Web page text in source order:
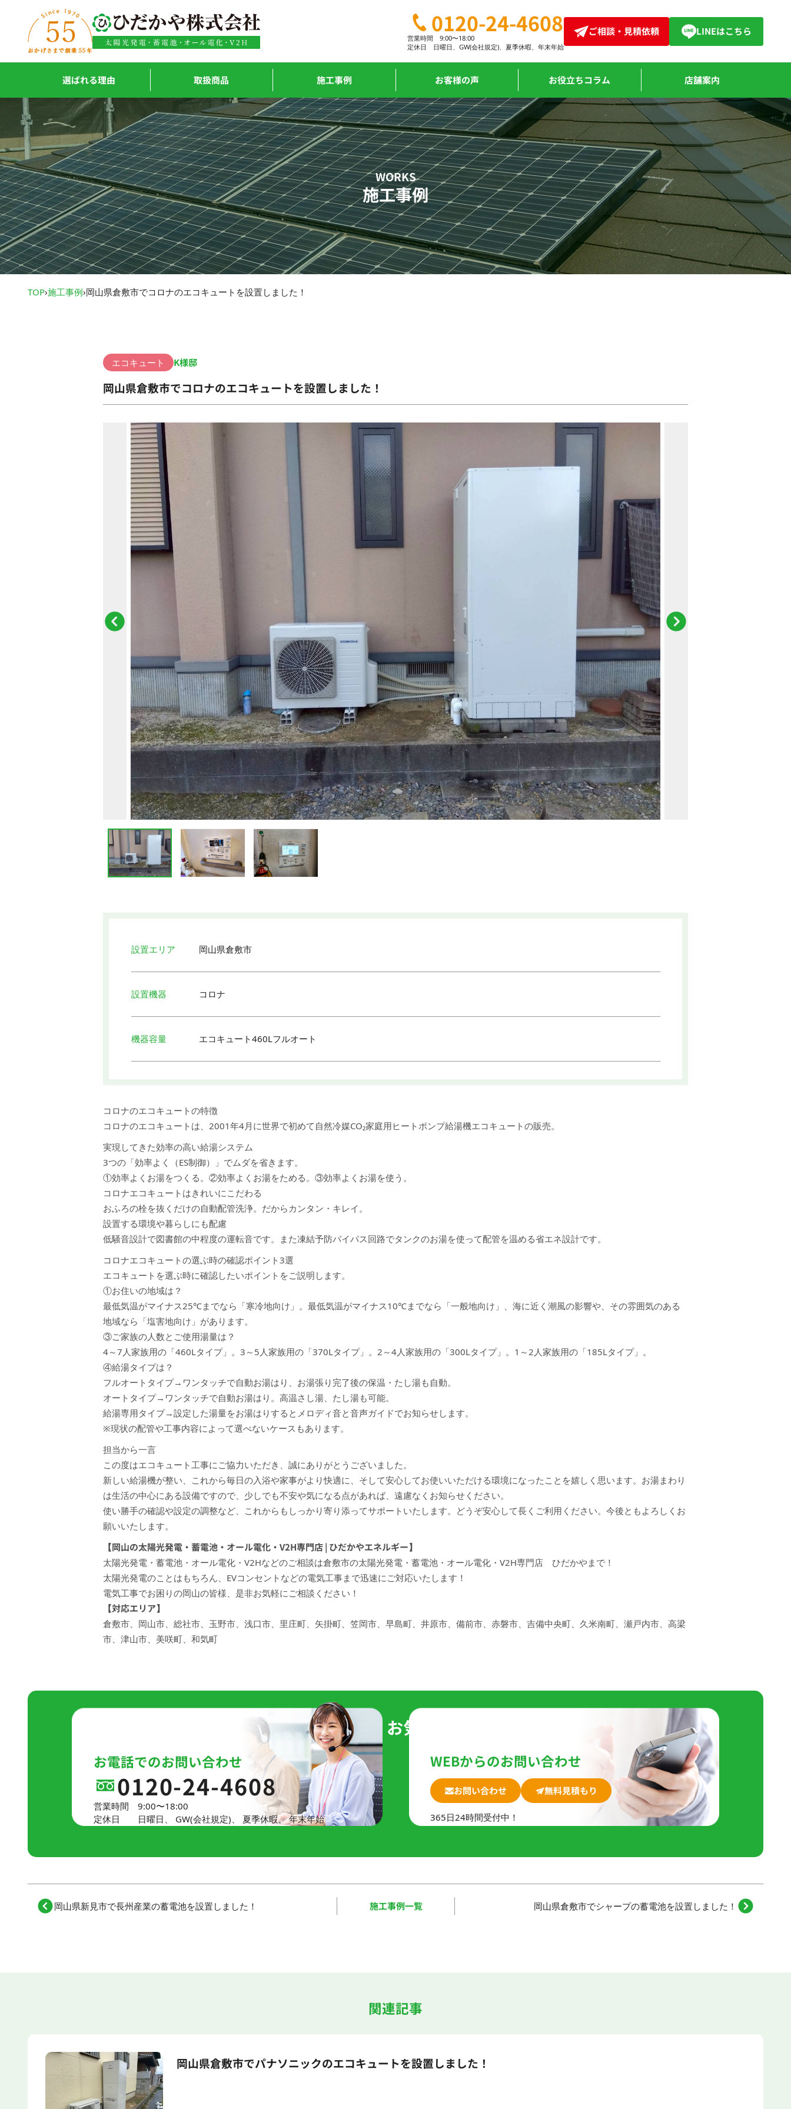
内容をスキップ 0120-24-4608
営業時間 9:00〜18:00
定休日 日曜日、 GW(会社規定)、 夏季休暇、 年末年始
ご相談・見積依頼 LINEはこちら
選ばれる理由 取扱商品 施工事例 お客様の声 お役立ちコラム 店舗案内
WORKS
施工事例
TOP›施工事例›岡山県倉敷市でコロナのエコキュートを設置しました！
エコキュート K様邸
岡山県倉敷市でコロナのエコキュートを設置しました！
設置エリア 岡山県倉敷市
設置機器 コロナ
機器容量 エコキュート460Lフルオート
コロナのエコキュートの特徴
コロナのエコキュートは、2001年4月に世界で初めて自然冷媒CO₂家庭用ヒートポンプ給湯機エコキュートの販売。
実現してきた効率の高い給湯システム
3つの「効率よく（ES制御）」でムダを省きます。
①効率よくお湯をつくる。②効率よくお湯をためる。③効率よくお湯を使う。
コロナエコキュートはきれいにこだわる
おふろの栓を抜くだけの自動配管洗浄。だからカンタン・キレイ。
設置する環境や暮らしにも配慮
低騒音設計で図書館の中程度の運転音です。また凍結予防バイパス回路でタンクのお湯を使って配管を温める省エネ設計です。
コロナエコキュートの選ぶ時の確認ポイント3選
エコキュートを選ぶ時に確認したいポイントをご説明します。
①お住いの地域は？
最低気温がマイナス25℃までなら「寒冷地向け」。最低気温がマイナス10℃までなら「一般地向け」、海に近く潮風の影響や、その雰囲気のある
地域なら「塩害地向け」があります。
③ご家族の人数とご使用湯量は？
4～7人家族用の「460Lタイプ」。3～5人家族用の「370Lタイプ」。2～4人家族用の「300Lタイプ」。1～2人家族用の「185Lタイプ」。
④給湯タイプは？
フルオートタイプ→ワンタッチで自動お湯はり、お湯張り完了後の保温・たし湯も自動。
オートタイプ→ワンタッチで自動お湯はり。高温さし湯、たし湯も可能。
給湯専用タイプ→設定した湯量をお湯はりするとメロディ音と音声ガイドでお知らせします。
※現状の配管や工事内容によって選べないケースもあります。
担当から一言
この度はエコキュート工事にご協力いただき、誠にありがとうございました。
新しい給湯機が整い、これから毎日の入浴や家事がより快適に、そして安心してお使いいただける環境になったことを嬉しく思います。お湯まわり
は生活の中心にある設備ですので、少しでも不安や気になる点があれば、遠慮なくお知らせください。
使い勝手の確認や設定の調整など、これからもしっかり寄り添ってサポートいたします。どうぞ安心して長くご利用ください。今後ともよろしくお
願いいたします。
【岡山の太陽光発電・蓄電池・オール電化・V2H専門店 | ひだかやエネルギー】
太陽光発電・蓄電池・オール電化・V2Hなどのご相談は倉敷市の太陽光発電・蓄電池・オール電化・V2H専門店 ひだかやまで！
太陽光発電のことはもちろん、EVコンセントなどの電気工事まで迅速にご対応いたします！
電気工事でお困りの岡山の皆様、是非お気軽にご相談ください！
【対応エリア】
倉敷市、岡山市、総社市、玉野市、浅口市、里庄町、矢掛町、笠岡市、早島町、井原市、備前市、赤磐市、吉備中央町、久米南町、瀬戸内市、高梁
市、津山市、美咲町、和気町
ご相談・お見積りは無料です。お気軽にお問い合わせください。
お電話でのお問い合わせ
0120-24-4608
営業時間
9:00〜18:00
定休日
日曜日、 GW(会社規定)、 夏季休暇、 年末年始
WEBからのお問い合わせ
お問い合わせ 無料見積もり
365日24時間受付中！
岡山県新見市で長州産業の蓄電池を設置しました！ 施工事例一覧 岡山県倉敷市でシャープの蓄電池を設置しました！
関連記事
岡山県倉敷市でパナソニックのエコキュートを設置しました！